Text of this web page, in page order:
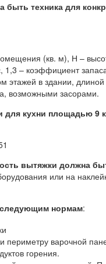
техника для
(кв. м), Н –
1,3 – коэффициент
этажей в здании, длиной
возможными засорами.
для кухни площадью 9
вытяжки должна
или на
нормам:
периметру варочной
горения.